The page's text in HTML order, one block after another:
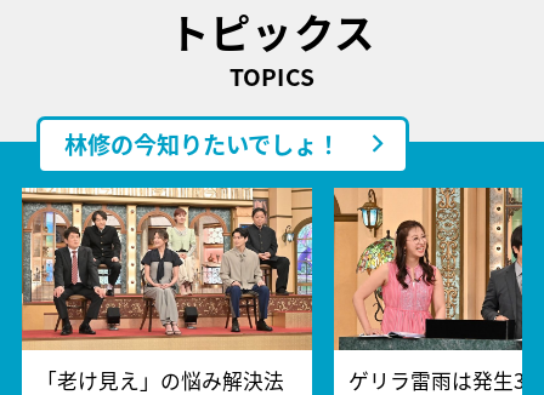
トピックス
TOPICS
林修の今知りたいでしょ！
「老け見え」の悩み解決法
ゲリラ雷雨は発生30